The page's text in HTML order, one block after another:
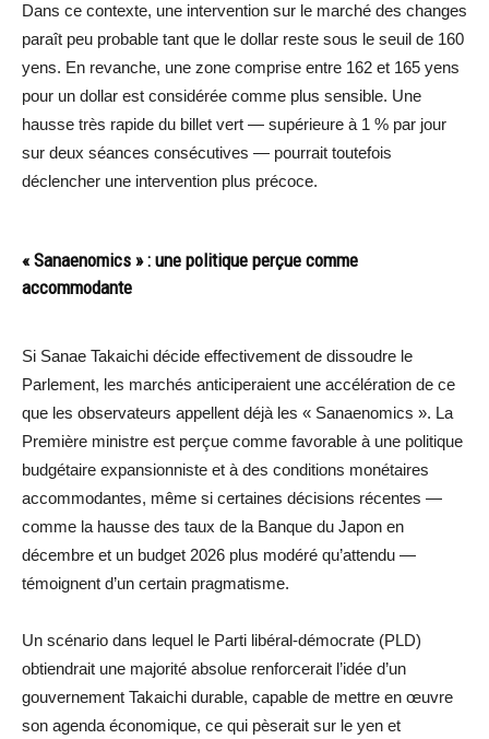
Dans ce contexte, une intervention sur le marché des changes
paraît peu probable tant que le dollar reste sous le seuil de 160
yens. En revanche, une zone comprise entre 162 et 165 yens
pour un dollar est considérée comme plus sensible. Une
hausse très rapide du billet vert — supérieure à 1 % par jour
sur deux séances consécutives — pourrait toutefois
déclencher une intervention plus précoce.
« Sanaenomics » : une politique perçue comme
accommodante
Si Sanae Takaichi décide effectivement de dissoudre le
Parlement, les marchés anticiperaient une accélération de ce
que les observateurs appellent déjà les « Sanaenomics ». La
Première ministre est perçue comme favorable à une politique
budgétaire expansionniste et à des conditions monétaires
accommodantes, même si certaines décisions récentes —
comme la hausse des taux de la Banque du Japon en
décembre et un budget 2026 plus modéré qu’attendu —
témoignent d’un certain pragmatisme.
Un scénario dans lequel le Parti libéral-démocrate (PLD)
obtiendrait une majorité absolue renforcerait l’idée d’un
gouvernement Takaichi durable, capable de mettre en œuvre
son agenda économique, ce qui pèserait sur le yen et